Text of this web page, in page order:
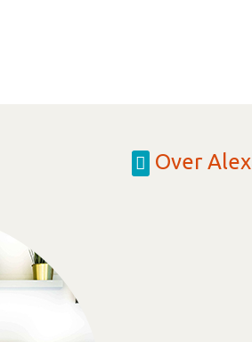
Over